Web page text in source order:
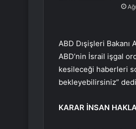
ABD Dışişleri Bakanı
ABD’nin İsrail işgal
kesileceği haberleri
bekleyebilirsiniz”
KARAR İNSAN